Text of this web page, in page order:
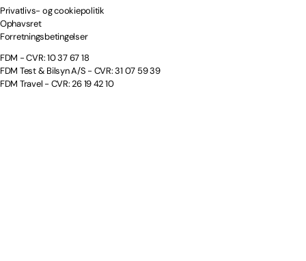
Privatlivs- og cookiepolitik
Ophavsret
Forretningsbetingelser
FDM - CVR: 10 37 67 18
FDM Test & Bilsyn A/S - CVR: 31 07 59 39
FDM Travel - CVR: 26 19 42 10